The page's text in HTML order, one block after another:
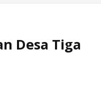
Desa Tiga